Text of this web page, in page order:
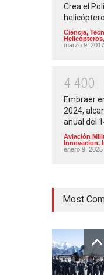
Crea el
Ciencia,
Helicópteros,
marzo 9, 2017
4 400
Embraer
2024,
anual del
Aviación
Innovacion,
enero 9, 2025
Most